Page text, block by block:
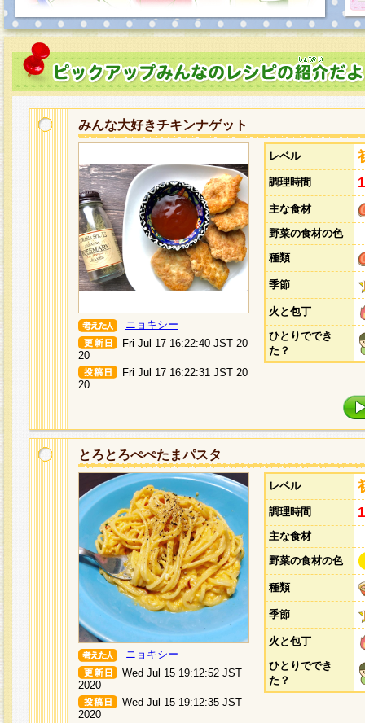
みんな大好きチキンナゲット
ニョキシー
Fri Jul 17 16:22:40 JST 20
20
Fri Jul 17 16:22:31 JST 20
20
レベル
調理時間
主な食材
野菜の食材の色
種類
季節
火と包丁
ひとりででき
た？
とろとろぺぺたまパスタ
ニョキシー
Wed Jul 15 19:12:52 JST
2020
Wed Jul 15 19:12:35 JST
2020
レベル
調理時間
主な食材
野菜の食材の色
種類
季節
火と包丁
ひとりででき
た？